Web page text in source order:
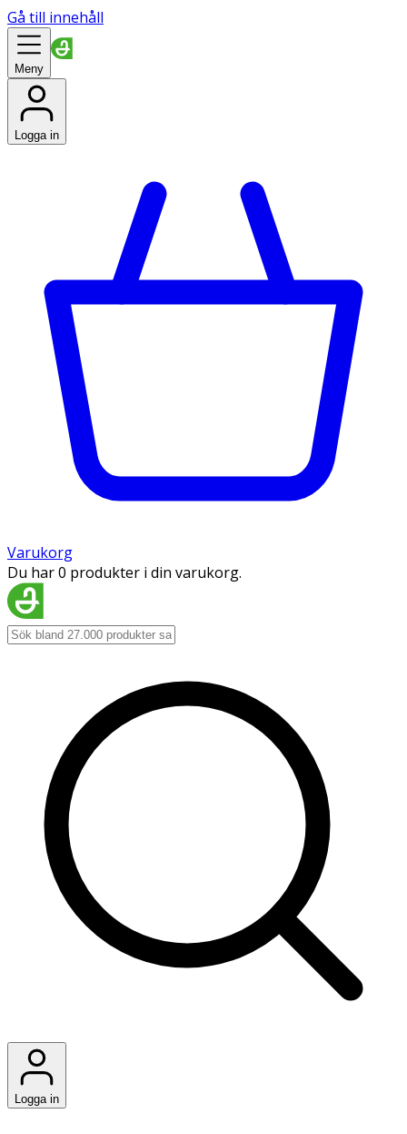
Gå till innehåll
Meny
Logga in
Varukorg
Du har 0 produkter i din varukorg.
Logga in